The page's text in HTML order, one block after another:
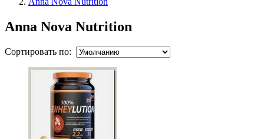
Anna Nova Nutrition
Сортировать по: